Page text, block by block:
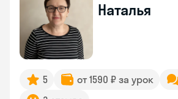
Наталья
5 от 1590 ₽ за урок